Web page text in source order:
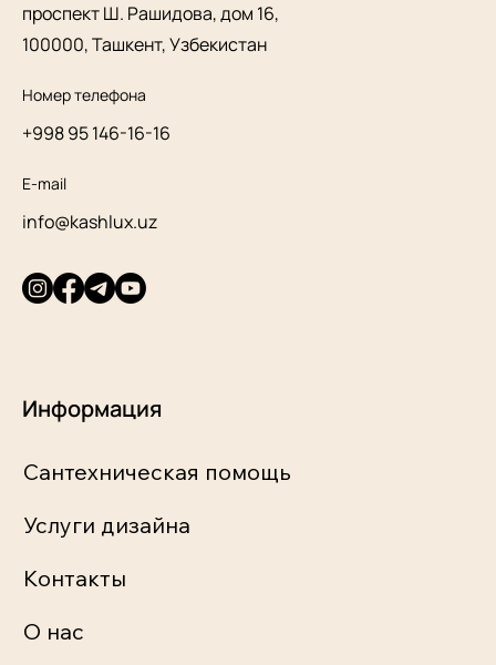
проспект Ш. Рашидова, дом 16,
100000, Ташкент, Узбекистан
Номер телефона
+998 95 146-16-16
E-mail
info@kashlux.uz
Информация
Сантехническая помощь
Услуги дизайна
Контакты
О нас